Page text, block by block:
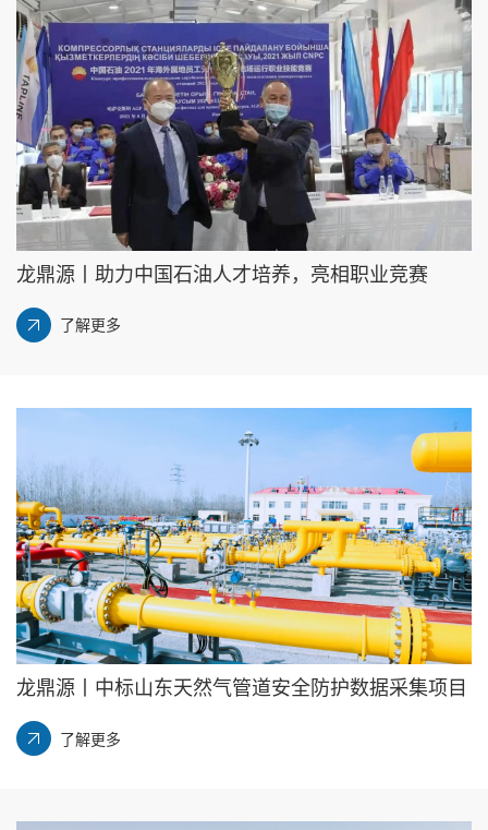
龙鼎源丨助力中国石油人才培养，亮相职业竞赛
了解更多
龙鼎源丨中标山东天然气管道安全防护数据采集项目
了解更多